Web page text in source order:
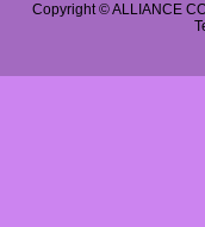
Copyright © ALLIANCE